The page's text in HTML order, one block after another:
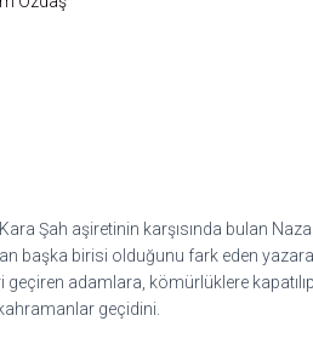
Şah aşiretinin karşısında bulan
başka birisi olduğunu fark eden
adamlara, kömürlüklere
geçidini.